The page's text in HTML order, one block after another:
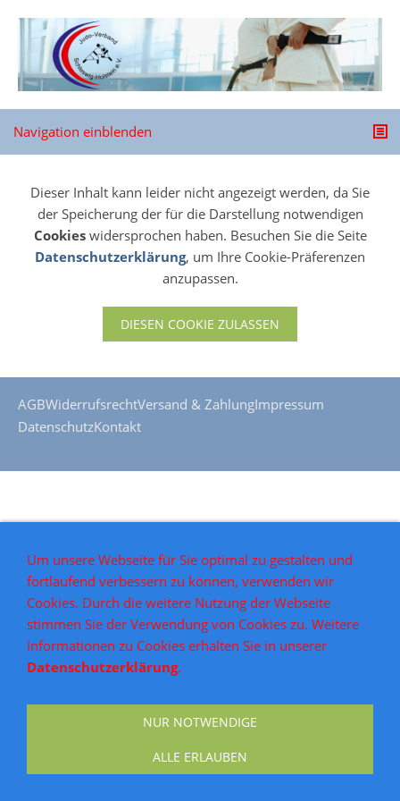
Navigation einblenden
Dieser Inhalt kann leider nicht angezeigt werden, da Sie
der Speicherung der für die Darstellung notwendigen
Cookieswidersprochen haben. Besuchen Sie die Seite
Datenschutzerklärung, um Ihre Cookie-Präferenzen
anzupassen.
DIESEN COOKIE ZULASSEN
AGBWiderrufsrechtVersand & ZahlungImpressum
DatenschutzKontakt
Um unsere Webseite für Sie optimal zu gestalten und
fortlaufend verbessern zu können, verwenden wir
Cookies. Durch die weitere Nutzung der Webseite
stimmen Sie der Verwendung von Cookies zu. Weitere
Informationen zu Cookies erhalten Sie in unserer
Datenschutzerklärung.
NUR NOTWENDIGE
ALLE ERLAUBEN